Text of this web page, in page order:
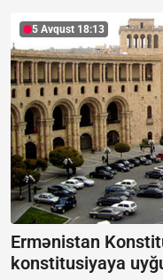
5 Avqust 18:13
Ermənistan
konstitusiyaya